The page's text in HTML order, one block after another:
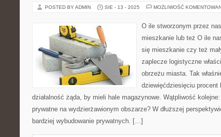
POSTED BY ADMIN SIE - 13 - 2025 MOŻLIWOŚĆ
O ile stworzonym przez
mieszkanie lub też O ile
się mieszkanie czy też
zaplecze logistyczne
obrzeżu miasta. Tak
dziewięćdziesięciu procent
działalność żąda, by mieli hale magazynowe. Wątpliwość
prywatne na wydzierżawionym obszarze? W dłuższej
bardziej wybudowanie prywatnych. […]